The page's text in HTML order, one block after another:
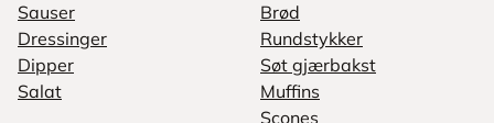
Sauser
Dressinger
Dipper
Salat
Brød
Rundstykker
Søt gjærbakst
Muffins
Scones